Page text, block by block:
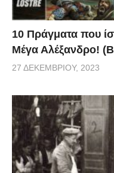
10 Πράγματα που
Μέγα Αλέξανδρο!
27 ΔΕΚΕΜΒΡΊΟΥ, 2023